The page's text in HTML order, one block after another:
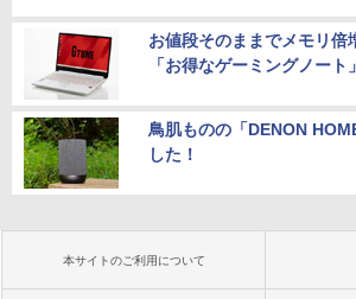
お値段そのままでメモリ倍
「お得なゲーミングノート」
鳥肌ものの「DENON
した！
本サイトのご利用について